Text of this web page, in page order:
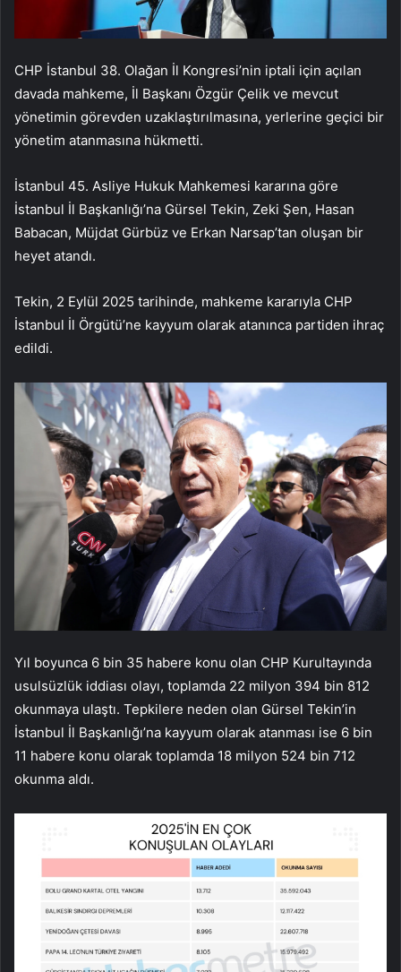
CHP İstanbul 38. Olağan İl Kongresi’nin iptali için açılan
davada mahkeme, İl Başkanı Özgür Çelik ve mevcut
yönetimin görevden uzaklaştırılmasına, yerlerine geçici bir
yönetim atanmasına hükmetti.
İstanbul 45. Asliye Hukuk Mahkemesi kararına göre
İstanbul İl Başkanlığı’na Gürsel Tekin, Zeki Şen, Hasan
Babacan, Müjdat Gürbüz ve Erkan Narsap’tan oluşan bir
heyet atandı.
Tekin, 2 Eylül 2025 tarihinde, mahkeme kararıyla CHP
İstanbul İl Örgütü’ne kayyum olarak atanınca partiden ihraç
edildi.
Yıl boyunca 6 bin 35 habere konu olan CHP Kurultayında
usulsüzlük iddiası olayı, toplamda 22 milyon 394 bin 812
okunmaya ulaştı. Tepkilere neden olan Gürsel Tekin’in
İstanbul İl Başkanlığı’na kayyum olarak atanması ise 6 bin
11 habere konu olarak toplamda 18 milyon 524 bin 712
okunma aldı.